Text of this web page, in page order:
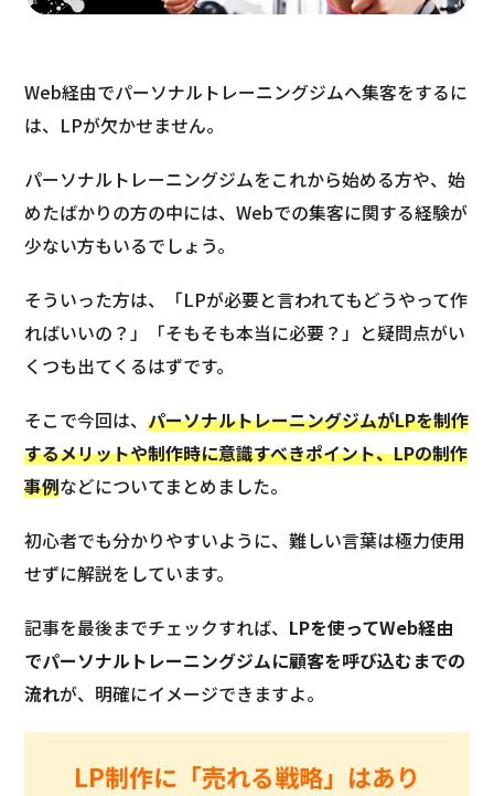
Web経由でパーソナルトレーニングジムへ集客をするに
は、LPが欠かせません。
パーソナルトレーニングジムをこれから始める方や、始
めたばかりの方の中には、Webでの集客に関する経験が
少ない方もいるでしょう。
そういった方は、「LPが必要と言われてもどうやって作
ればいいの？」「そもそも本当に必要？」と疑問点がい
くつも出てくるはずです。
そこで今回は、パーソナルトレーニングジムがLPを制作
するメリットや制作時に意識すべきポイント、LPの制作
事例などについてまとめました。
初心者でも分かりやすいように、難しい言葉は極力使用
せずに解説をしています。
記事を最後までチェックすれば、 LPを使ってWeb経由
でパーソナルトレーニングジムに顧客を呼び込むまでの
流れが、明確にイメージできますよ。
LP制作に「売れる戦略」はあり